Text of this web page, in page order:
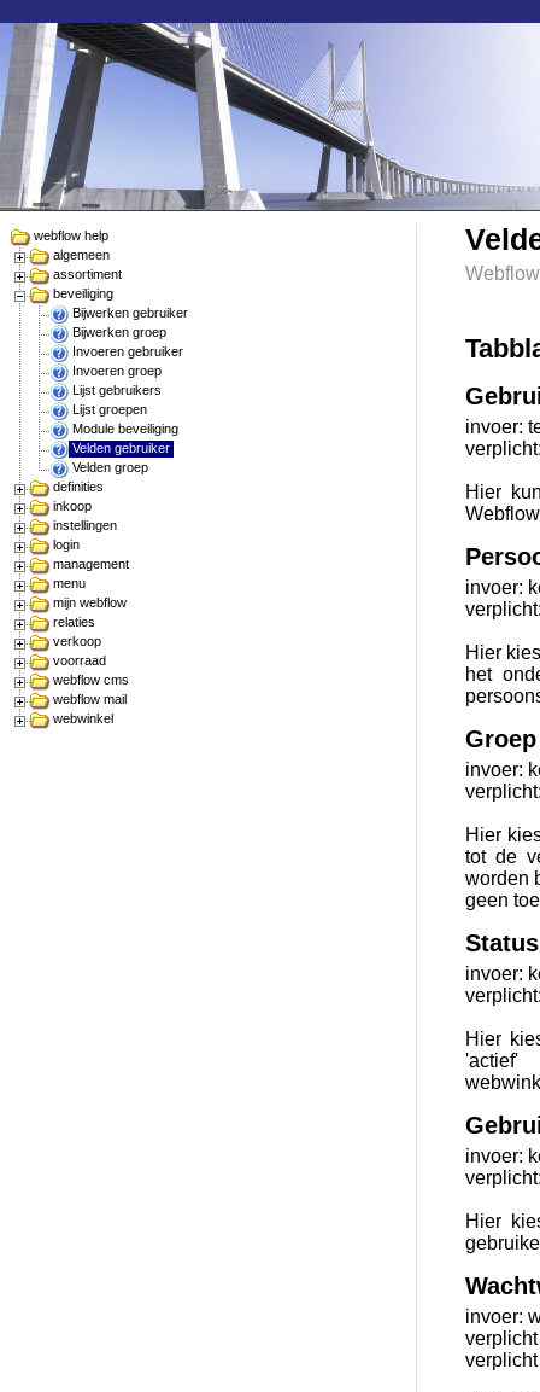
webflow help
algemeen
assortiment
beveiliging
Bijwerken gebruiker
Bijwerken groep
Invoeren gebruiker
Invoeren groep
Lijst gebruikers
Lijst groepen
Module beveiliging
Velden gebruiker
Velden groep
definities
inkoop
instellingen
login
management
menu
mijn webflow
relaties
verkoop
voorraad
webflow cms
webflow mail
webwinkel
Webflow
invoer:
Hier
invoer:
Hier
het
Groep
invoer:
Hier
tot de
worden
geen
Status
invoer:
Hier
invoer:
Hier
invoer: